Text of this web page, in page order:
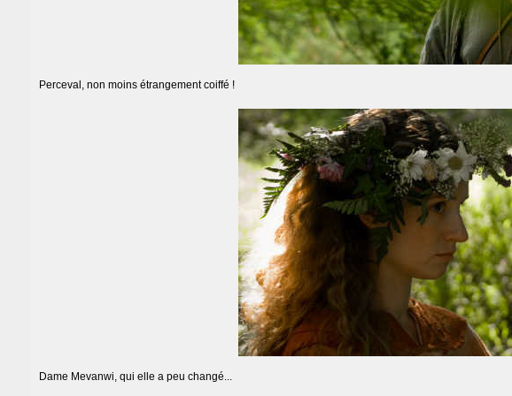
Perceval, non moins étrangement coiffé !
Dame Mevanwi, qui elle a peu changé...